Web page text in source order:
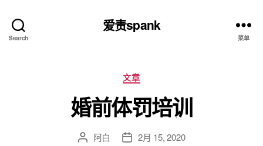
Search
爱责spank
菜单
分
类
文章
婚前体罚培训
文 阿白
发 2月 15, 2020